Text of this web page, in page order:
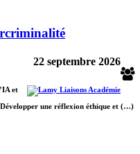
22 septembre 2026
et
une réflexion éthique et (…)